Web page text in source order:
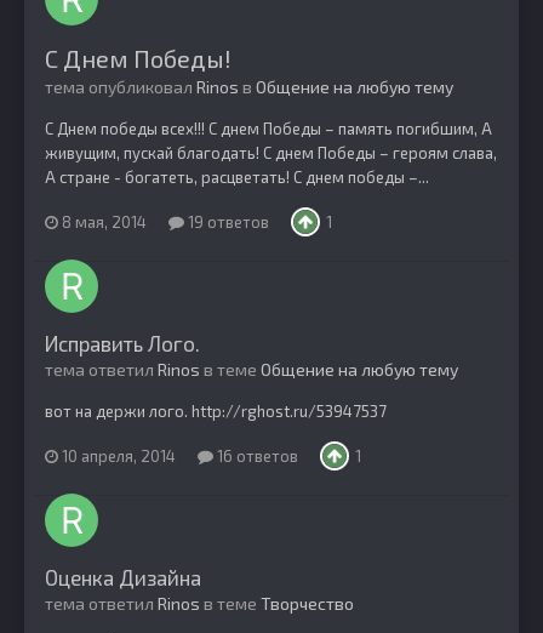
С Днем Победы!
тема опубликовал Rinos в Общение на любую тему
С Днем победы всех!!! С днем Победы – память погибшим, А
живущим, пускай благодать! С днем Победы – героям слава,
А стране - богатеть, расцветать! С днем победы –...
8 мая, 2014 19 ответов 1
Исправить Лого.
тема ответил Rinos в теме Общение на любую тему
вот на держи лого. http://rghost.ru/53947537
10 апреля, 2014 16 ответов 1
Оценка Дизайна
тема ответил Rinos в теме Творчество